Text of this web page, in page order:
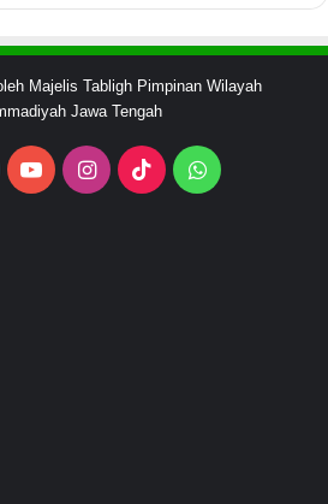
Majelis Tabligh Pimpinan Wilayah
Jawa Tengah
YouTubeInstagram
TikTokWhatsApp